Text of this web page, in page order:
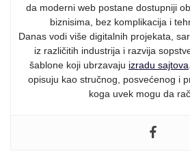
da moderni web postane dostupniji
biznisima, bez komplikacija i
Danas vodi više digitalnih projekata,
iz različitih industrija i razvija
šablone koji ubrzavaju izradu sajtova
opisuju kao stručnog, posvećenog i
koga uvek mogu da